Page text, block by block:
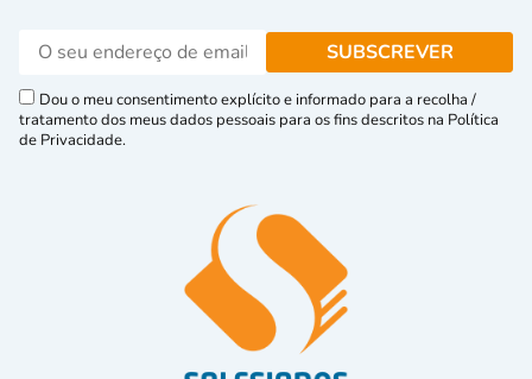
Dou o meu consentimento explícito e informado para a recolha /
tratamento dos meus dados pessoais para os fins descritos na Política
de Privacidade.